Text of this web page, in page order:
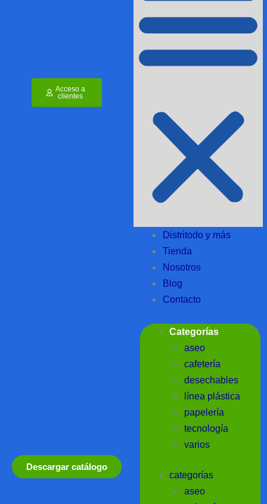
Categorías
aseo
cafetería
desechables
línea plástica
papelería
tecnología
varios
categorías
aseo
Descargar catálogo
Distritodo y más
Tienda
Nosotros
Blog
Contacto
Acceso a
clientes